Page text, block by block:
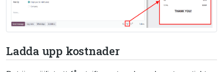
Ladda upp kostnader